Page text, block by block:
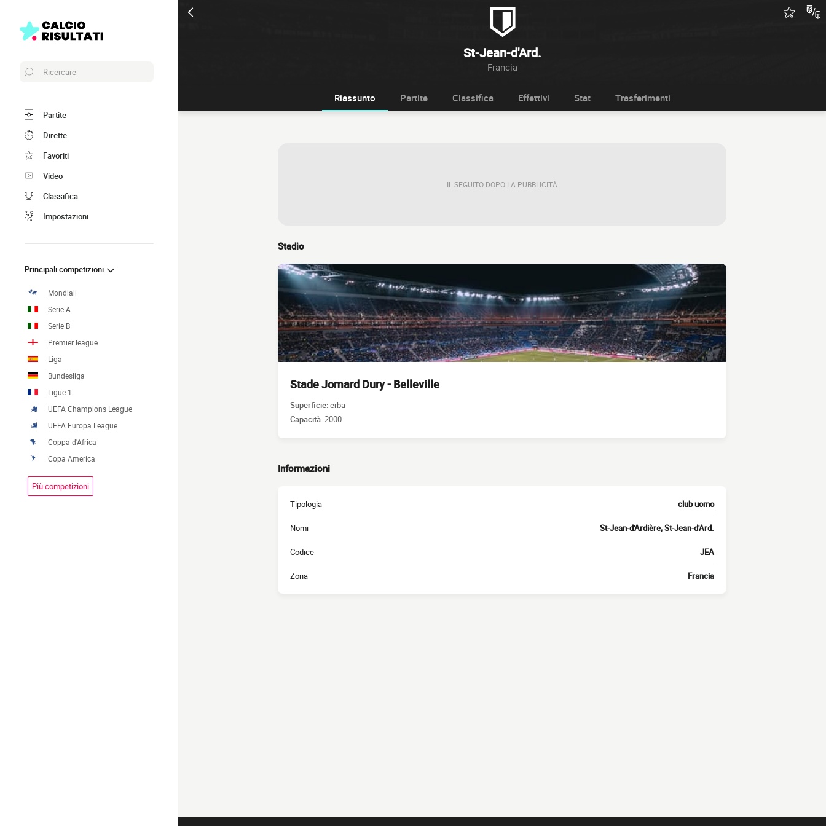
St-Jean-d'Ard.
Francia
Ricercare
Partite
Dirette
Favoriti
Video
Classifica
Impostazioni
Principali competizioni
Mondiali
Serie A
Serie B
Premier league
Liga
Bundesliga
Ligue 1
UEFA Champions League
UEFA Europa League
Coppa d'Africa
Copa America
Più competizioni
Riassunto Partite Classifica Effettivi Stat Trasferimenti
IL SEGUITO DOPO LA PUBBLICITÀ
Stadio
Stade Jomard Dury - Belleville
Superficie:erba
Capacità:2000
Informazioni
Tipologia club uomo
Nomi St-Jean-d'Ardière, St-Jean-d'Ard.
Codice JEA
Zona Francia